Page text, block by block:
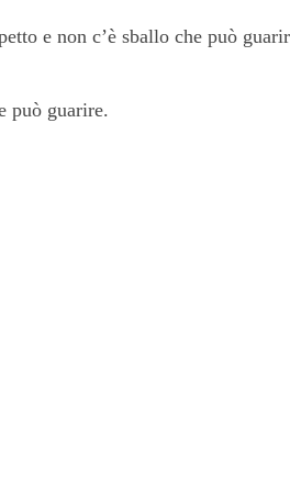
e non c’è sballo che può
può guarire.